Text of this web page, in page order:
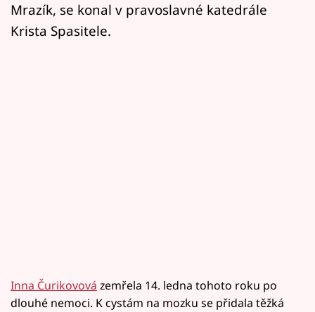
Mrazík, se konal v pravoslavné katedrále
Krista Spasitele.
Inna Čurikovová zemřela 14. ledna tohoto roku po
dlouhé nemoci. K cystám na mozku se přidala těžká